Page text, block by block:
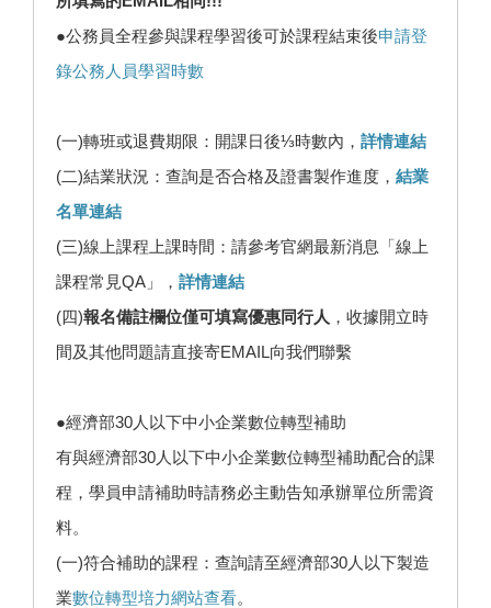
●公務員全程參與課程學習後可於課程結束後申請登
錄公務人員學習時數
(一)轉班或退費期限：開課日後⅓時數內， 詳情連結
(二)結業狀況：查詢是否合格及證書製作進度， 結業
名單連結
(三)線上課程上課時間：請參考官網最新消息「線上
課程常見QA」， 詳情連結
(四)報名備註欄位僅可填寫優惠同行人 ，收據開立時
間及其他問題請直接寄EMAIL向我們聯繫
●經濟部30人以下中小企業數位轉型補助
有與經濟部30人以下中小企業數位轉型補助配合的課
程，學員申請補助時請務必主動告知承辦單位所需資
料。
(一)符合補助的課程：查詢請至經濟部30人以下製造
業數位轉型培力網站查看。